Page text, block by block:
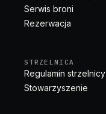
Serwis broni
Rezerwacja
STRZELNICA
Regulamin strzelnicy
Stowarzyszenie